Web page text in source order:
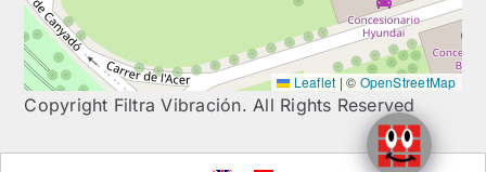
Leaflet | © OpenStreetMap
Copyright Filtra Vibración. All Rights Reserved